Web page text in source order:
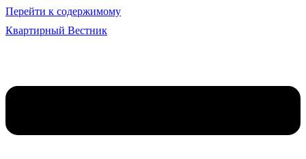
Перейти к содержимому
Квартирный Вестник